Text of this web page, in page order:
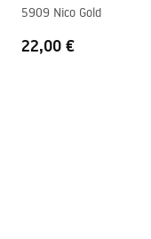
5909 Nico Gold
22,00 €